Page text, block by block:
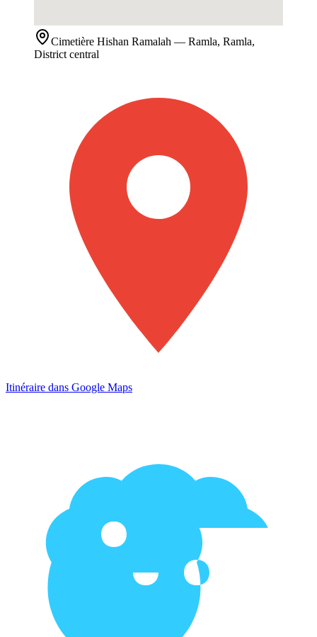
Cimetière Hishan Ramalah — Ramla, Ramla,
District central
Itinéraire dans Google Maps